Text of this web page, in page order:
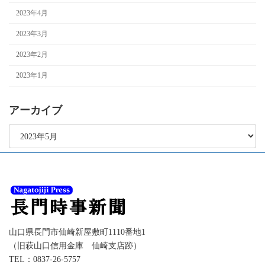
2023年4月
2023年3月
2023年2月
2023年1月
アーカイブ
ア
イ
山口県長門市仙崎新屋敷町1110番地1
（旧萩山口信用金庫 仙崎支店跡）
TEL：0837-26-5757